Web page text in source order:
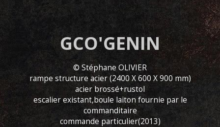
GCO'GENIN
© Stéphane OLIVIER
rampe structure acier (2400 X 600 X 900 mm)
acier brossé+rustol
escalier existant,boule laiton fournie par le
commanditaire
commande particulier(2013)